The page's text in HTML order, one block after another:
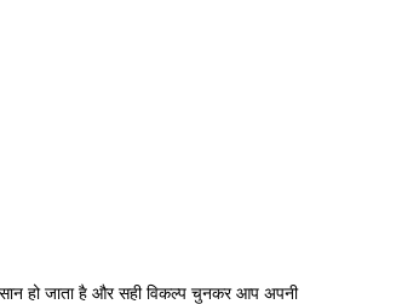
हो जाता है और सही विकल्प चुनकर आप अपनी